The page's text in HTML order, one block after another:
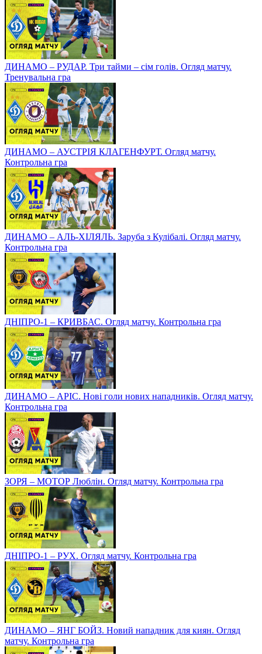
ДИНАМО – РУДАР. Три тайми – сім голів. Огляд матчу.
Тренувальна гра
ДИНАМО – АУСТРІЯ КЛАГЕНФУРТ. Огляд матчу.
Контрольна гра
ДИНАМО – АЛЬ-ХІЛЯЛЬ. Заруба з Кулібалі. Огляд матчу.
Контрольна гра
ДНІПРО-1 – КРИВБАС. Огляд матчу. Контрольна гра
ДИНАМО – АРІС. Нові голи нових нападників. Огляд матчу.
Контрольна гра
ЗОРЯ – МОТОР Люблін. Огляд матчу. Контрольна гра
ДНІПРО-1 – РУХ. Огляд матчу. Контрольна гра
ДИНАМО – ЯНГ БОЙЗ. Новий нападник для киян. Огляд
матчу. Контрольна гра